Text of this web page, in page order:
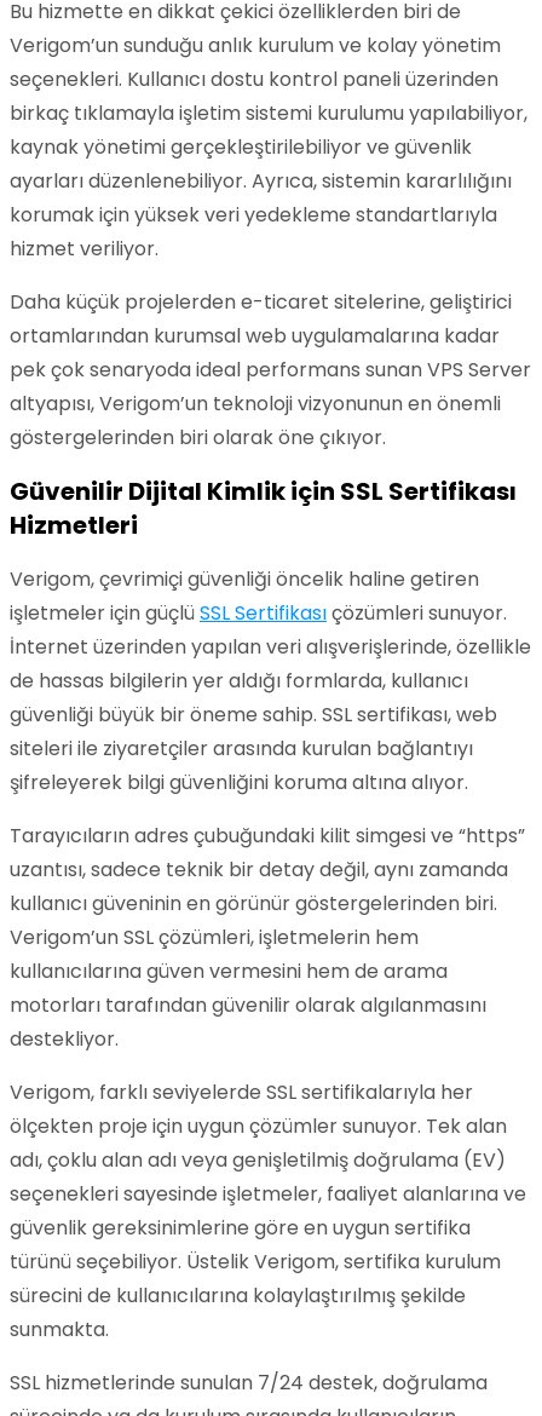
Bu hizmette en dikkat çekici özelliklerden biri de
Verigom’un sunduğu anlık kurulum ve kolay yönetim
seçenekleri. Kullanıcı dostu kontrol paneli üzerinden
birkaç tıklamayla işletim sistemi kurulumu yapılabiliyor,
kaynak yönetimi gerçekleştirilebiliyor ve güvenlik
ayarları düzenlenebiliyor. Ayrıca, sistemin kararlılığını
korumak için yüksek veri yedekleme standartlarıyla
hizmet veriliyor.
Daha küçük projelerden e-ticaret sitelerine, geliştirici
ortamlarından kurumsal web uygulamalarına kadar
pek çok senaryoda ideal performans sunan VPS Server
altyapısı, Verigom’un teknoloji vizyonunun en önemli
göstergelerinden biri olarak öne çıkıyor.
Güvenilir Dijital Kimlik için SSL Sertifikası
Hizmetleri
Verigom, çevrimiçi güvenliği öncelik haline getiren
işletmeler için güçlüSSL Sertifikasıçözümleri sunuyor.
İnternet üzerinden yapılan veri alışverişlerinde, özellikle
de hassas bilgilerin yer aldığı formlarda, kullanıcı
güvenliği büyük bir öneme sahip. SSL sertifikası, web
siteleri ile ziyaretçiler arasında kurulan bağlantıyı
şifreleyerek bilgi güvenliğini koruma altına alıyor.
Tarayıcıların adres çubuğundaki kilit simgesi ve “https”
uzantısı, sadece teknik bir detay değil, aynı zamanda
kullanıcı güveninin en görünür göstergelerinden biri.
Verigom’un SSL çözümleri, işletmelerin hem
kullanıcılarına güven vermesini hem de arama
motorları tarafından güvenilir olarak algılanmasını
destekliyor.
Verigom, farklı seviyelerde SSL sertifikalarıyla her
ölçekten proje için uygun çözümler sunuyor. Tek alan
adı, çoklu alan adı veya genişletilmiş doğrulama (EV)
seçenekleri sayesinde işletmeler, faaliyet alanlarına ve
güvenlik gereksinimlerine göre en uygun sertifika
türünü seçebiliyor. Üstelik Verigom, sertifika kurulum
sürecini de kullanıcılarına kolaylaştırılmış şekilde
sunmakta.
SSL hizmetlerinde sunulan 7/24 destek, doğrulama